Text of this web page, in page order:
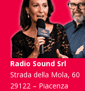
Radio Sound Srl
Strada della Mola, 60
29122 – Piacenza